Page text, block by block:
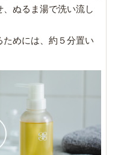
ぬるま湯で洗い流し
ためには、約５分置い